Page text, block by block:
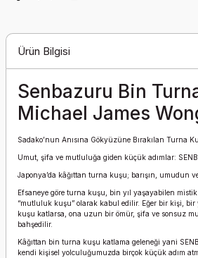
Ürün Bilgisi
Senbazuru Bin
Michael James
Sadako’nun Anısına Gökyüzüne Bırakılan Turna
Umut, şifa ve mutluluğa giden küçük adımlar:
Japonya’da kâğıttan turna kuşu; barışın, umudun
Efsaneye göre turna kuşu, bin yıl yaşayabilen
“mutluluk kuşu” olarak kabul edilir. Eğer bir kişi, bir
kuşu katlarsa, ona uzun bir ömür, şifa ve sonsuz
bahşedilir.
Kâğıttan bin turna kuşu katlama geleneği yani
kendi kişisel yolculuğumuzda birçok küçük adım